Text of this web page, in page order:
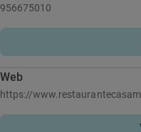
956675010
Web
https://